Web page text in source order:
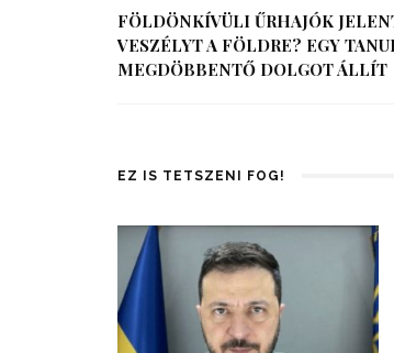
FÖLDÖNKÍVÜLI ŰRHAJÓK
VESZÉLYT A FÖLDRE? EGY
MEGDÖBBENTŐ DOLGOT ÁLLÍT
EZ IS TETSZENI FOG!